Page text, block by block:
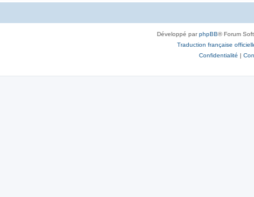
Développé parphpBB® Forum
Traduction française
Confidentialité |